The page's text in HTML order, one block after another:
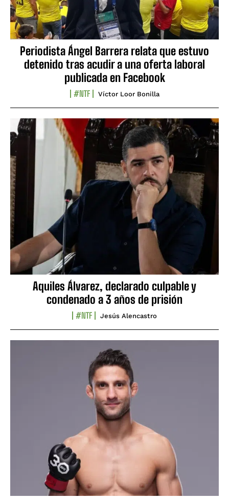
Periodista Ángel Barrera relata que estuvo
detenido tras acudir a una oferta laboral
publicada en Facebook
#NTF Víctor Loor Bonilla
Aquiles Álvarez, declarado culpable y
condenado a 3 años de prisión
#NTF Jesús Alencastro